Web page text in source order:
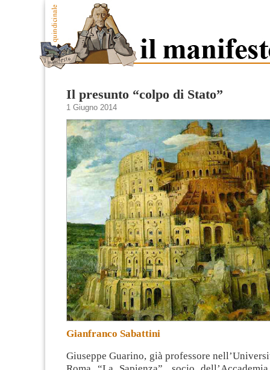
Il presunto “colpo di Stato”
1 Giugno 2014
Gianfranco Sabattini
Giuseppe Guarino, già professore